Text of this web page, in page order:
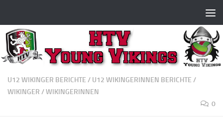
U12 WIKINGER BERICHTE / U12 WIKINGERINNEN BERICHTE /
WIKINGER /WIKINGERINNEN
0